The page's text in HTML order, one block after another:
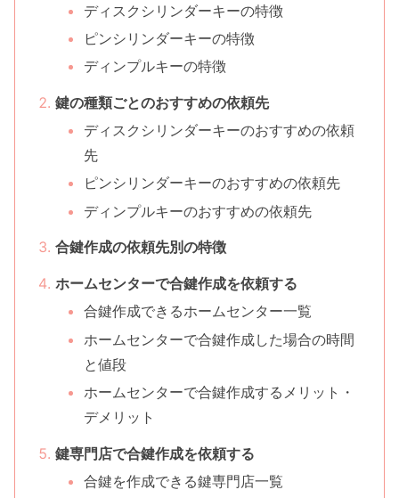
ディスクシリンダーキーの特徴
ピンシリンダーキーの特徴
ディンプルキーの特徴
鍵の種類ごとのおすすめの依頼先
ディスクシリンダーキーのおすすめの依頼
先
ピンシリンダーキーのおすすめの依頼先
ディンプルキーのおすすめの依頼先
合鍵作成の依頼先別の特徴
ホームセンターで合鍵作成を依頼する
合鍵作成できるホームセンター一覧
ホームセンターで合鍵作成した場合の時間
と値段
ホームセンターで合鍵作成するメリット・
デメリット
鍵専門店で合鍵作成を依頼する
合鍵を作成できる鍵専門店一覧